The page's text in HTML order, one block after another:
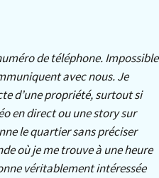
de téléphone. Impossible
avec nous. Je
d’une propriété, surtout si
en direct ou une story sur
le quartier sans préciser
où je me trouve à une heure
véritablement intéressée